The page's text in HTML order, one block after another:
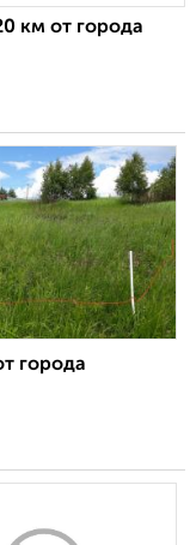
км от города
города